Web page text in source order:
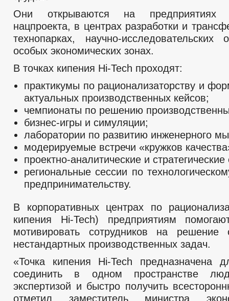
Они открываются на предприятиях
нацпроекта, в центрах разработки и
технопарках, научно-исследовательских
особых экономических зонах.
В точках кипения Hi-Tech проходят:
практикумы по рационализаторству и
актуальных производственных кейсов;
чемпионаты по решению
бизнес-игры и симуляции;
лаборатории по развитию инженерного
модерируемые встречи «кружков
проектно-аналитические и стратегические
региональные сессии по
предпринимательству.
В корпоративных центрах по
кипения Hi-Tech) предприятиям
мотивировать сотрудников на решение
нестандартных производственных задач.
«Точка кипения Hi-Tech предназначена
соединить в одном пространстве
экспертизой и быстро получить
отметил заместитель министра